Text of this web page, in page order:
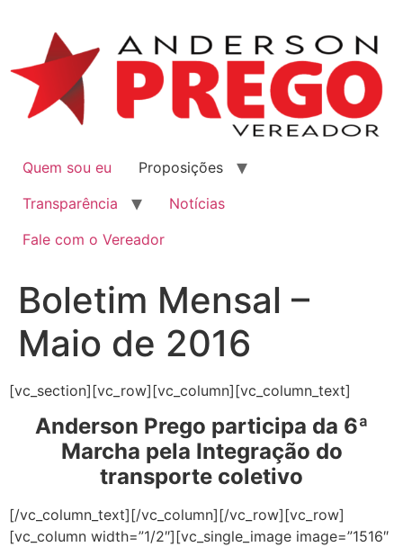
Quem sou eu
Proposições
Transparência
Notícias
Fale com o Vereador
Boletim Mensal –
Maio de 2016
[vc_section][vc_row][vc_column][vc_column_text]
Anderson Prego participa da 6ª
Marcha pela Integração do
transporte coletivo
[/vc_column_text][/vc_column][/vc_row][vc_row]
[vc_column width=”1/2″][vc_single_image image=”1516″